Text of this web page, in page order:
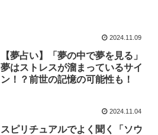
2024.11.09
【夢占い】「夢の中で夢を見る」
夢はストレスが溜まっているサイ
ン！？前世の記憶の可能性も！
2024.11.04
スピリチュアルでよく聞く「ソウ